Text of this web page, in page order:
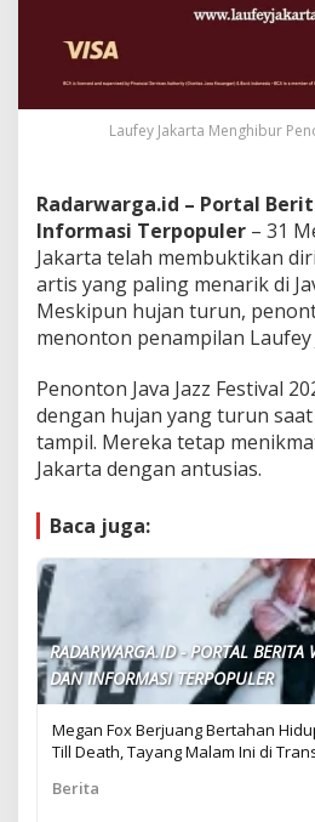
Laufey Jakarta Menghibur
Radarwarga.id – Portal
Informasi Terpopuler – 31
Jakarta telah membuktikan
artis yang paling menarik di
Meskipun hujan turun,
menonton penampilan Laufey
Penonton Java Jazz Festival
dengan hujan yang turun
tampil. Mereka tetap
Jakarta dengan antusias.
Baca juga:
RADARWARGA.ID - PORTAL BERITA
DAN INFORMASI TERPOPULER
Megan Fox Berjuang Bertahan
Till Death, Tayang Malam Ini di
Berita